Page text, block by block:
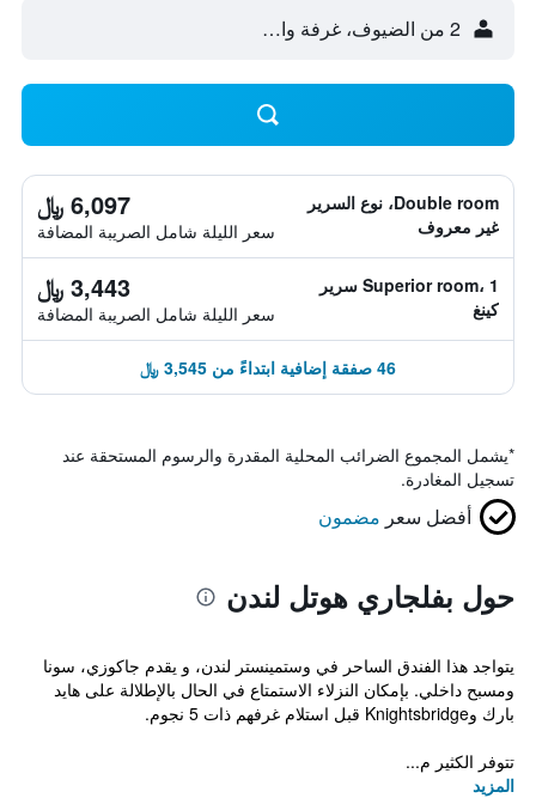
2 من الضيوف، غرفة واحدة
Double room، نوع السرير
غير معروف
6,097 ﷼
سعر الليلة شامل الصريبة المضافة
Superior room، 1 سرير
كينغ
3,443 ﷼
سعر الليلة شامل الصريبة المضافة
46 صفقة إضافية ابتداءً من 3,545 ﷼
*يشمل المجموع الضرائب المحلية المقدرة والرسوم المستحقة عند
تسجيل المغادرة.
أفضل سعر مضمون
حول بفلجاري هوتل لندن
يتواجد هذا الفندق الساحر في وستمينستر لندن، و يقدم جاكوزي، سونا
ومسبح داخلي. بإمكان النزلاء الاستمتاع في الحال بالإطلالة على هايد
بارك وKnightsbridge قبل استلام غرفهم ذات 5 نجوم.
تتوفر الكثير م...
المزيد